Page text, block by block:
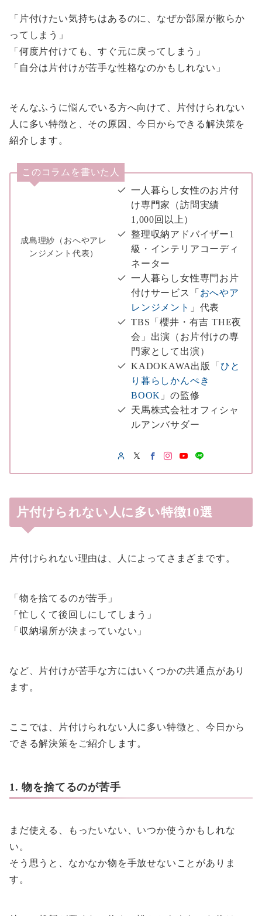
「片付けたい気持ちはあるのに、なぜか部屋が散らか
ってしまう」
「何度片付けても、すぐ元に戻ってしまう」
「自分は片付けが苦手な性格なのかもしれない」
そんなふうに悩んでいる方へ向けて、片付けられない
人に多い特徴と、その原因、今日からできる解決策を
紹介します。
このコラムを書いた人
成島理紗（おへやアレ
ンジメント代表）
一人暮らし女性のお片付
け専門家（訪問実績
1,000回以上）
整理収納アドバイザー1
級・インテリアコーディ
ネーター
一人暮らし女性専門お片
付けサービス「 おへやア
レンジメント
」代表
TBS「櫻井・有吉 THE夜
会」出演（お片付けの専
門家として出演）
KADOKAWA出版「 ひと
り暮らしかんぺき
BOOK 」の監修
天馬株式会社オフィシャ
ルアンバサダー
片付けられない人に多い特徴10選
片付けられない理由は、人によってさまざまです。
「物を捨てるのが苦手」
「忙しくて後回しにしてしまう」
「収納場所が決まっていない」
など、片付けが苦手な方にはいくつかの共通点があり
ます。
ここでは、片付けられない人に多い特徴と、今日から
できる解決策をご紹介します。
1. 物を捨てるのが苦手
まだ使える、もったいない、いつか使うかもしれな
い。
そう思うと、なかなか物を手放せないことがありま
す。